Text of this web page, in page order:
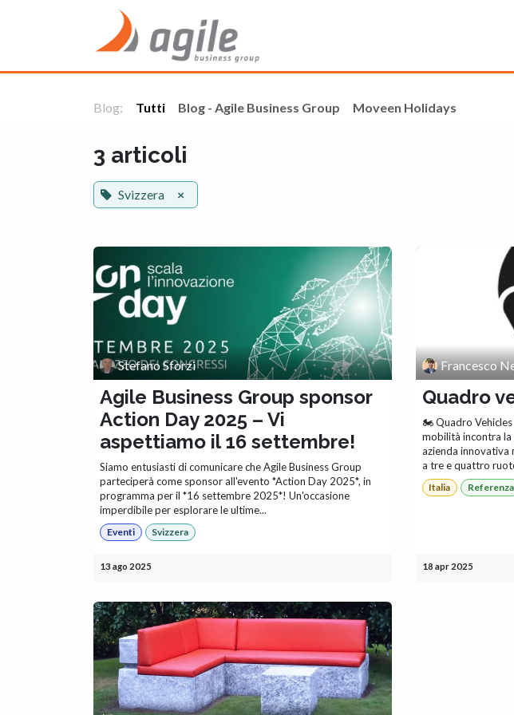
Blog: Tutti Blog - Agile Business Group Moveen Holidays
3 articoli
Svizzera ×
Stefano Sforzi
Agile Business Group sponsor
Action Day 2025 – Vi
aspettiamo il 16 settembre!
Siamo entusiasti di comunicare che Agile Business Group
parteciperà come sponsor all'evento *Action Day 2025*, in
programma per il *16 settembre 2025*! Un'occasione
imperdibile per esplorare le ultime...
Eventi Svizzera
13 ago 2025
Francesco
Quadro
🏍️ Quadro Vehicles
mobilità incontra la
azienda innovativa
a tre e quattro
Italia Referenza
18 apr 2025